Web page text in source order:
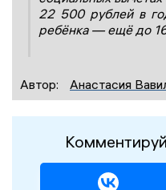
22 500 рублей в
ребёнка — ещё до
Автор: Анастасия